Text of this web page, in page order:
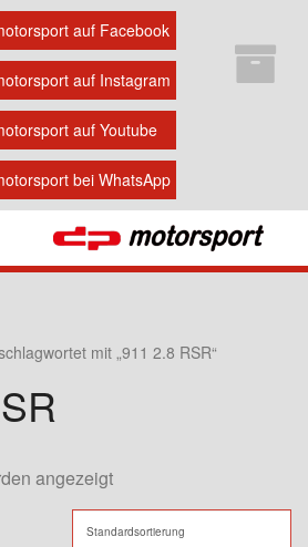
auf Facebook
auf Instagram
auf Youtube
bei WhatsApp
mit „911 2.8 RSR“
angezeigt